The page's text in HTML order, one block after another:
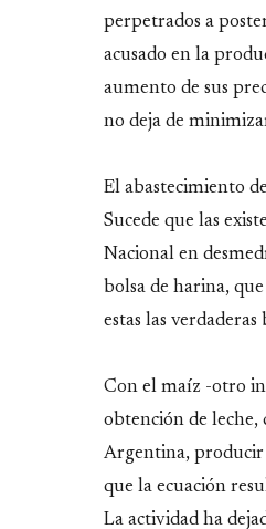
perpetrados a
acusado en la
aumento de sus
no deja de
El abastecimiento
Sucede que las
Nacional en
bolsa de harina,
estas las verdaderas
Con el maíz -otro
obtención de leche,
Argentina, producir
que la ecuación
La actividad ha